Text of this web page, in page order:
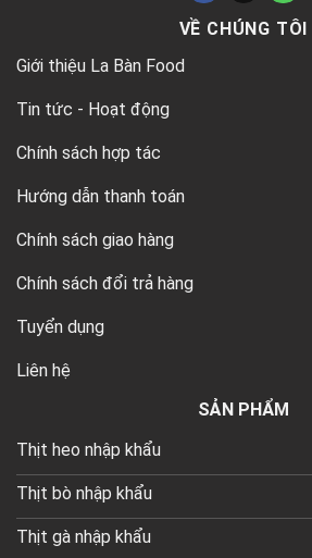
VỀ CHÚNG TÔI
Giới thiệu La Bàn Food
Tin tức - Hoạt động
Chính sách hợp tác
Hướng dẫn thanh toán
Chính sách giao hàng
Chính sách đổi trả hàng
Tuyển dụng
Liên hệ
SẢN PHẨM
Thịt heo nhập khẩu
Thịt bò nhập khẩu
Thịt gà nhập khẩu